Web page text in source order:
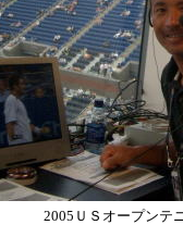
2005ＵＳオープンテ